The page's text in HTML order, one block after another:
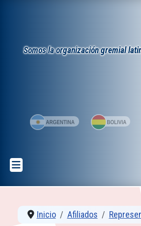
Somos la organización gremial
Inicio Afiliados